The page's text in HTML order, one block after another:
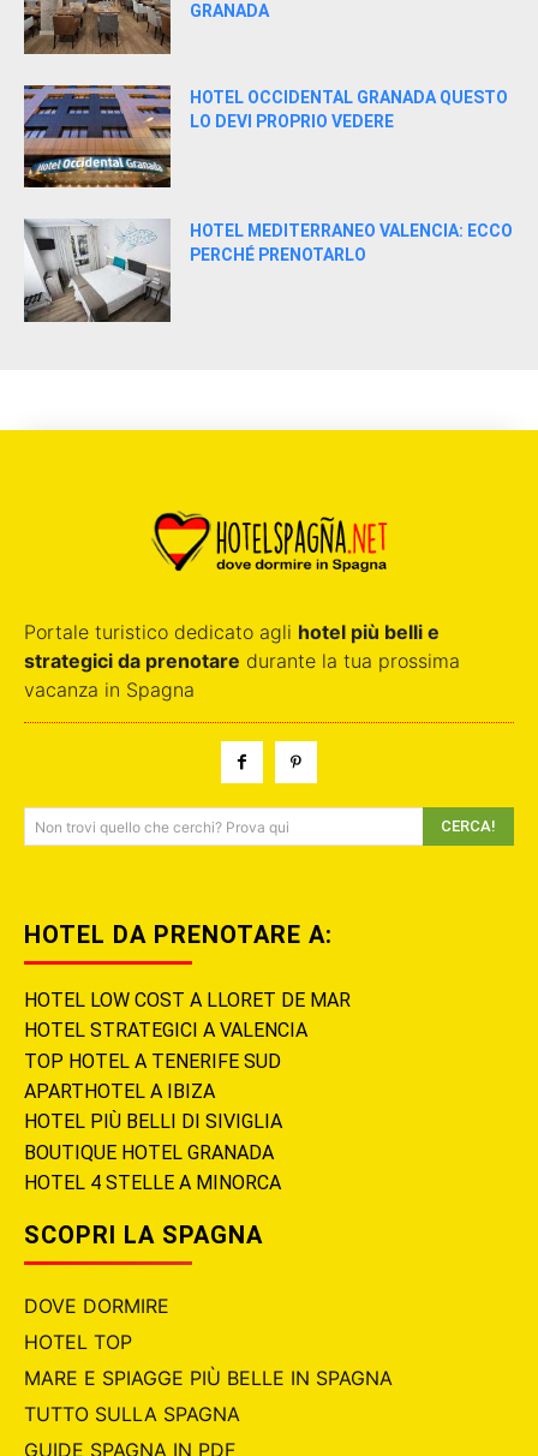
GRANADA
HOTEL OCCIDENTAL GRANADA QUESTO
LO DEVI PROPRIO VEDERE
HOTEL MEDITERRANEO VALENCIA: ECCO
PERCHÉ PRENOTARLO
Portale turistico dedicato agli hotel più belli e
strategici da prenotare durante la tua prossima
vacanza in Spagna
Non trovi quello che cerchi? Prova qui CERCA!
HOTEL DA PRENOTARE A:
HOTEL LOW COST A LLORET DE MAR
HOTEL STRATEGICI A VALENCIA
TOP HOTEL A TENERIFE SUD
APARTHOTEL A IBIZA
HOTEL PIÙ BELLI DI SIVIGLIA
BOUTIQUE HOTEL GRANADA
HOTEL 4 STELLE A MINORCA
SCOPRI LA SPAGNA
DOVE DORMIRE
HOTEL TOP
MARE E SPIAGGE PIÙ BELLE IN SPAGNA
TUTTO SULLA SPAGNA
GUIDE SPAGNA IN PDF